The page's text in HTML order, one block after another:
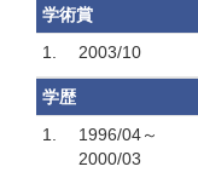
学術賞
1.
2003/10
学歴
1.
1996/04～
2000/03